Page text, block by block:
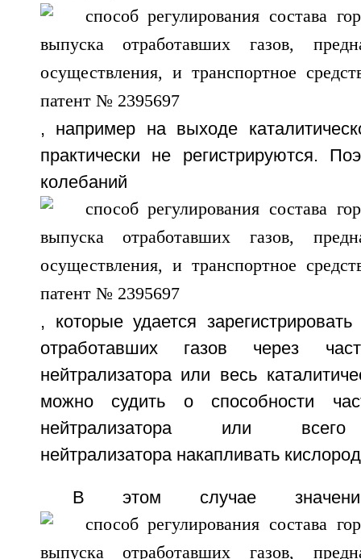
, например на выходе
практически не регистрируются.
колебаний
, которые удается
отработавших газов через
нейтрализатора или весь
можно судить о способности
нейтрализатора или всего
нейтрализатора накапливать
В этом случае